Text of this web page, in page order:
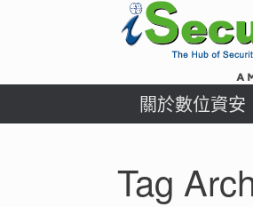
關於數位資安
Tag